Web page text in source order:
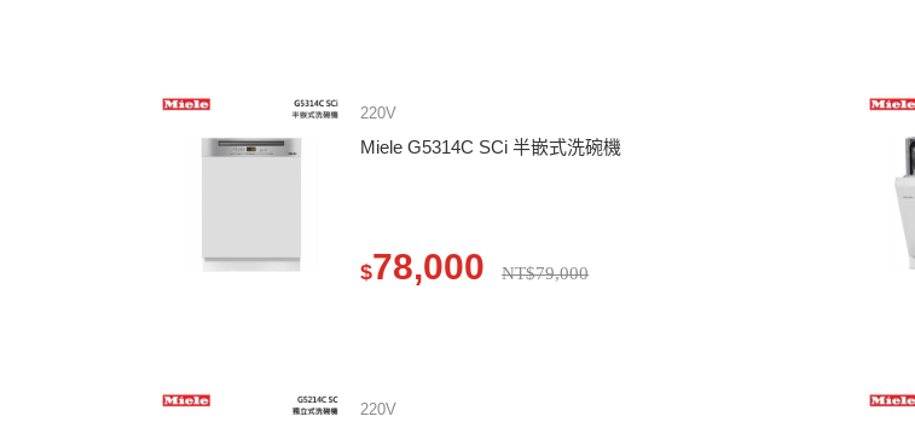
220V
Miele G5314C SCi 半嵌式洗碗機
$78,000 NT$79,000
220V